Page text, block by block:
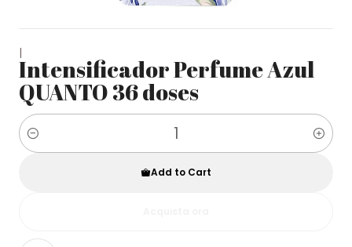
|
Intensificador Perfume Azul
QUANTO 36 doses
Quantity
Add to Cart